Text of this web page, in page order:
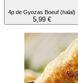
4p de Gyozas Boeuf (halal)
5,99 €